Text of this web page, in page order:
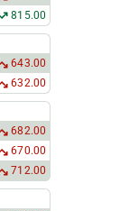
815.00
643.00
632.00
682.00
670.00
712.00